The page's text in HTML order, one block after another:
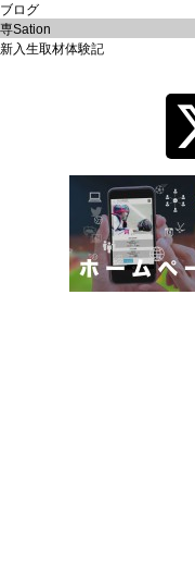
ブログ
専Sation
新入生取材体験記